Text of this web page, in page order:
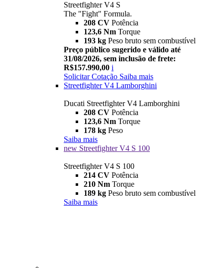
Streetfighter V4 S
The "Fight" Formula.
208 CV Potência
123,6 Nm Torque
193 kg Peso bruto sem combustível
Preço público sugerido e válido até
31/08/2026, sem inclusão de frete:
R$157.990,00 i
Solicitar Cotação Saiba mais
Streetfighter V4 Lamborghini
Ducati Streetfighter V4 Lamborghini
208 CV Potência
123,6 Nm Torque
178 kg Peso
Saiba mais
new Streetfighter V4 S 100
Streetfighter V4 S 100
214 CV Potência
210 Nm Torque
189 kg Peso bruto sem combustível
Saiba mais